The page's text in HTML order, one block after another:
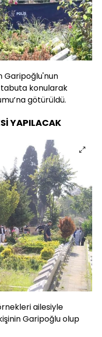
Garipoğlu'nun
tabuta konularak
götürüldü.
YAPILACAK
ailesiyle
Garipoğlu olup